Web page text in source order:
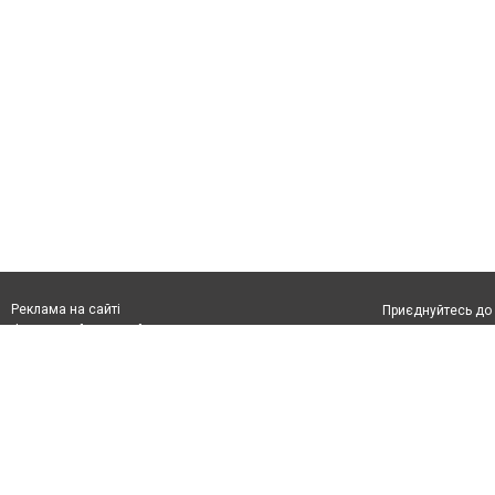
Реклама на сайті
Франшиза "CitySites"
Приєднуйтесь до